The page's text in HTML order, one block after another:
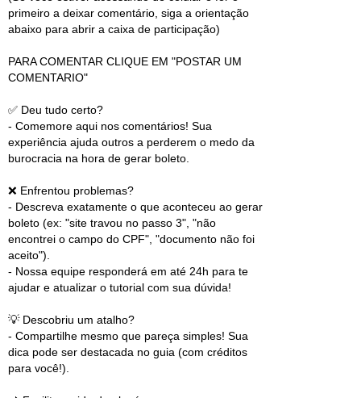
primeiro a deixar comentário, siga a orientação
abaixo para abrir a caixa de participação)
PARA COMENTAR CLIQUE EM "POSTAR UM
COMENTARIO"
✅ Deu tudo certo?
- Comemore aqui nos comentários! Sua
experiência ajuda outros a perderem o medo da
burocracia na hora de gerar boleto.
❌ Enfrentou problemas?
- Descreva exatamente o que aconteceu ao gerar
boleto (ex: "site travou no passo 3", "não
encontrei o campo do CPF", "documento não foi
aceito").
- Nossa equipe responderá em até 24h para te
ajudar e atualizar o tutorial com sua dúvida!
💡 Descobriu um atalho?
- Compartilhe mesmo que pareça simples! Sua
dica pode ser destacada no guia (com créditos
para você!).